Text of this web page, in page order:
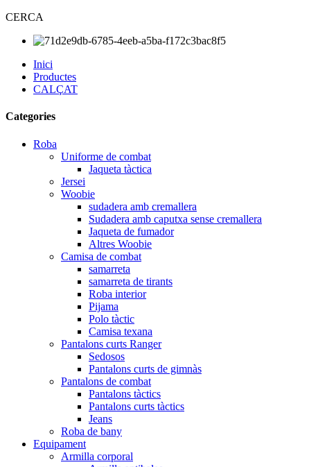
CERCA
Inici
Productes
CALÇAT
Categories
Roba
Uniforme de combat
Jaqueta tàctica
Jersei
Woobie
sudadera amb cremallera
Sudadera amb caputxa sense cremallera
Jaqueta de fumador
Altres Woobie
Camisa de combat
samarreta
samarreta de tirants
Roba interior
Pijama
Polo tàctic
Camisa texana
Pantalons curts Ranger
Sedosos
Pantalons curts de gimnàs
Pantalons de combat
Pantalons tàctics
Pantalons curts tàctics
Jeans
Roba de bany
Equipament
Armilla corporal